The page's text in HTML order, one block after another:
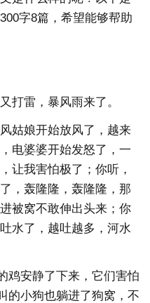
字8篇，希望能够帮助
打雷，暴风雨来了。
姑娘开始放风了，越来
电婆婆开始发怒了，一
让我害怕极了；你听，
，轰隆隆，轰隆隆，那
被窝不敢伸出头来；你
水了，越吐越多，河水
鸡安静了下来，它们害怕
的小狗也躺进了狗窝，不